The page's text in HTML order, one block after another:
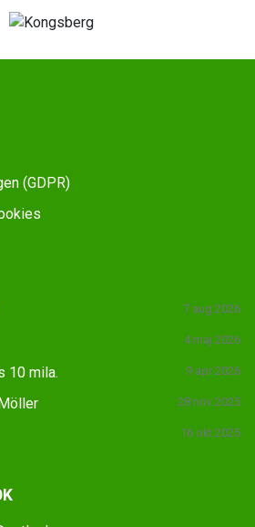
(GDPR)
7 aug 2026
4 maj 2026
10 mila. 9 apr 2026
28 nov 2025
16 okt 2025